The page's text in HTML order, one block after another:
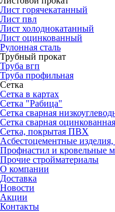
Лист горячекатанный
Лист пвл
Лист холоднокатанный
Лист оцинкованный
Рулонная сталь
Трубный прокат
Труба вгп
Труба профильная
Сетка
Сетка в картах
Сетка "Рабица"
Сетка сварная
Сетка сварная оцинкованная
Сетка, покрытая ПВХ
Асбестоцементные
Профнастил и кровельные
Прочие стройматериалы
О компании
Доставка
Новости
Акции
Контакты